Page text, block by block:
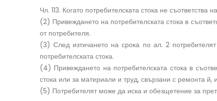
Чл. 113. Когато потребителската стока не
(2) Привеждането на потребителската стока в
от потребителя.
(3) След изтичането на срока по ал. 2
потребителската стока.
(4) Привеждането на потребителската стока в
стока или за материали и труд, свързани с ремонта й,
(5) Потребителят може да иска и обезщетение за